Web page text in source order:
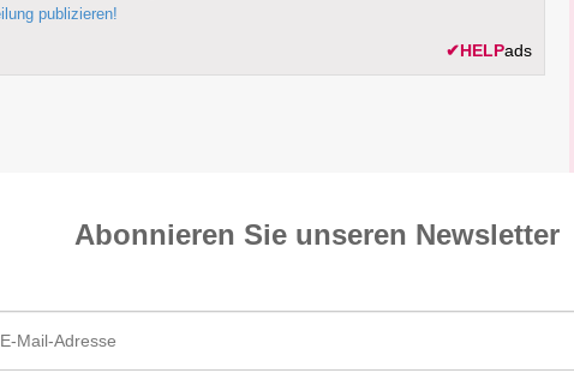
publizieren!
✔HELPads
Abonnieren Sie unseren News­letter